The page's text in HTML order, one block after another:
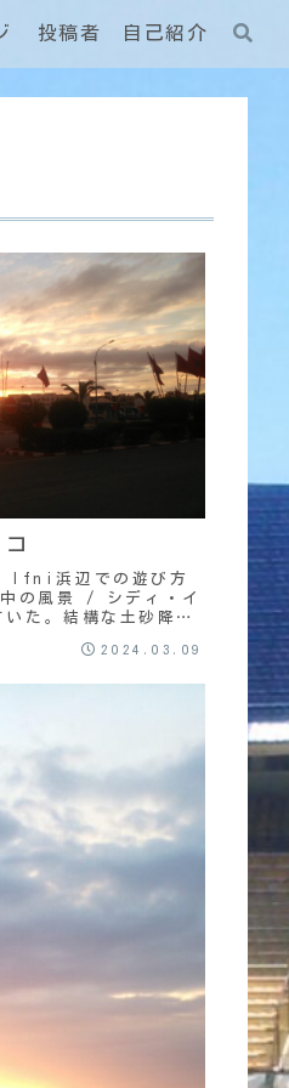
投稿者 自己紹介
浜辺での遊び方
の風景 / シディ・イ
た。結構な土砂降り
2024.03.09